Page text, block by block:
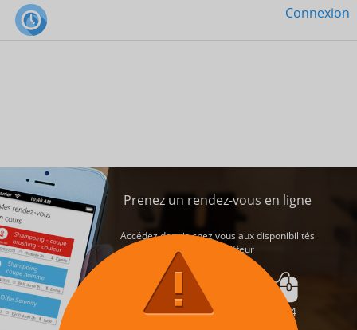
Connexion
Me connecter
Se souvenir de moi
Mot de passe oublié ?
Créer un compte
Prenez un rendez-vous en ligne
Accédez depuis chez vous aux disponibilités
de votre coiffeur
En 4